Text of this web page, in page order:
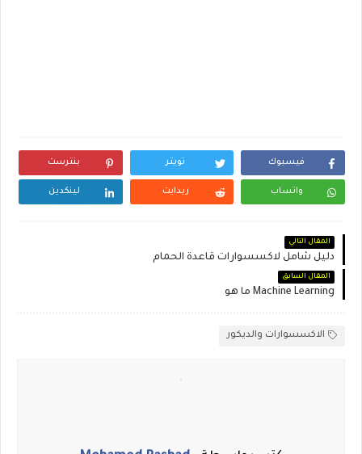
فيسبوك تويتر بنترست
واتساب ريدايت لينكدين
المقال التالي
دليل شامل لاكسسوارات قاعدة الحمام
المقال السابق
Machine Learning ما هو
الاكسسوارات والديكور